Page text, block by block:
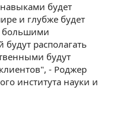
будет
и глубже будет
большими
располагать
будут
- Роджер
института науки и